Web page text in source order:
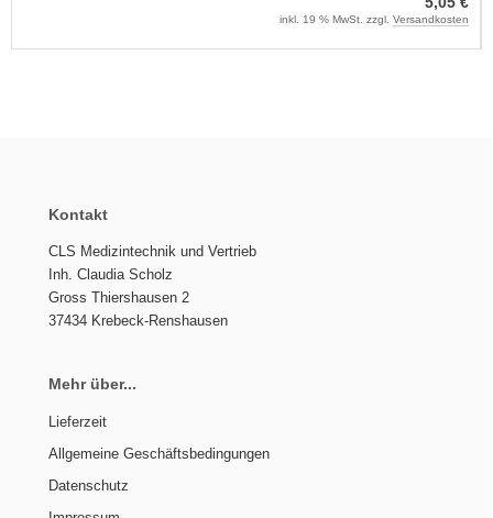
inkl. 19 % MwSt. zzgl. Versandkosten
Kontakt
CLS Medizintechnik und Vertrieb
Inh. Claudia Scholz
Gross Thiershausen 2
37434 Krebeck-Renshausen
Mehr über...
Lieferzeit
Allgemeine Geschäftsbedingungen
Datenschutz